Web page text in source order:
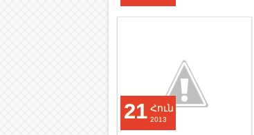
21 Հուն
2013